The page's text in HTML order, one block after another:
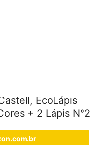
EcoLápis
+ 2 Lápis N°2